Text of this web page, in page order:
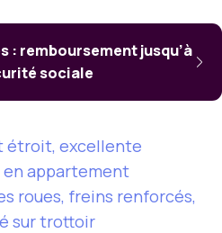
: remboursement jusqu’à
sociale
étroit, excellente
appartement
roues, freins renforcés,
sur trottoir